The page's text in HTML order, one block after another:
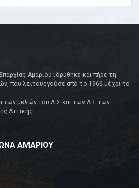
Αμαρίου ιδρύθηκε και πήρε τη
που λειτουργούσε από το 1966 μέχρι το
των μελών του Δ.Σ και των Δ.Σ των
Αττικής.
ΑΜΑΡΙΟΥ